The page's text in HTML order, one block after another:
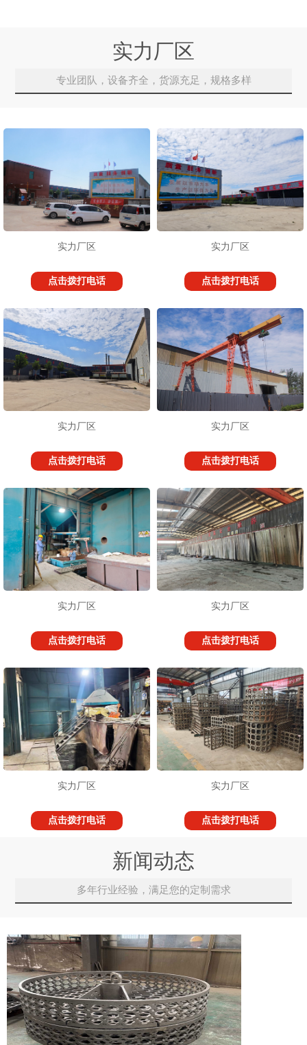
实力厂区
专业团队，设备齐全，货源充足，规格多样
实力厂区
点击拨打电话
实力厂区
点击拨打电话
实力厂区
点击拨打电话
实力厂区
点击拨打电话
实力厂区
点击拨打电话
实力厂区
点击拨打电话
实力厂区
点击拨打电话
实力厂区
点击拨打电话
新闻动态
多年行业经验，满足您的定制需求